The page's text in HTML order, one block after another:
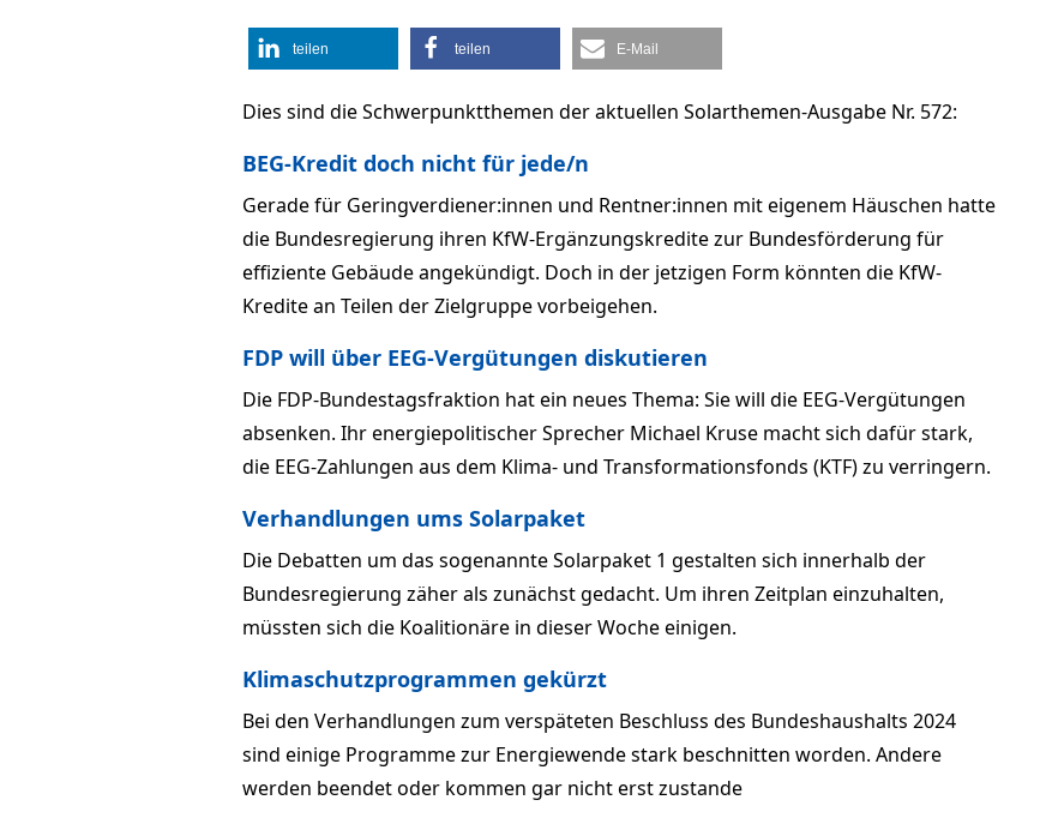
teilen teilen E-Mail
Dies sind die Schwerpunktthemen der aktuellen Solarthemen-Ausgabe Nr. 572:
BEG-Kredit doch nicht für jede/n
Gerade für Geringverdiener:innen und Rentner:innen mit eigenem Häuschen hatte
die Bundesregierung ihren KfW-Ergänzungskredite zur Bundesförderung für
effiziente Gebäude angekündigt. Doch in der jetzigen Form könnten die KfW-
Kredite an Teilen der Zielgruppe vorbeigehen.
FDP will über EEG-Vergütungen diskutieren
Die FDP-Bundestagsfraktion hat ein neues Thema: Sie will die EEG-Vergütungen
absenken. Ihr energiepolitischer Sprecher Michael Kruse macht sich dafür stark,
die EEG-Zahlungen aus dem Klima- und Transformationsfonds (KTF) zu verringern.
Verhandlungen ums Solarpaket
Die Debatten um das sogenannte Solarpaket 1 gestalten sich innerhalb der
Bundesregierung zäher als zunächst gedacht. Um ihren Zeitplan einzuhalten,
müssten sich die Koalitionäre in dieser Woche einigen.
Klimaschutzprogrammen gekürzt
Bei den Verhandlungen zum verspäteten Beschluss des Bundeshaushalts 2024
sind einige Programme zur Energiewende stark beschnitten worden. Andere
werden beendet oder kommen gar nicht erst zustande